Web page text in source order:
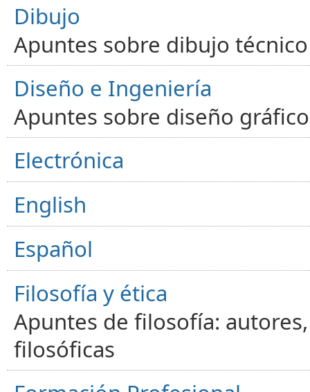
Dibujo
Apuntes sobre dibujo
Diseño e Ingeniería
Apuntes sobre diseño
Electrónica
English
Español
Filosofía y ética
Apuntes de filosofía:
filosóficas